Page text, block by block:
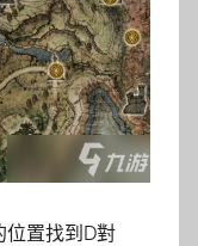
位置找到D對